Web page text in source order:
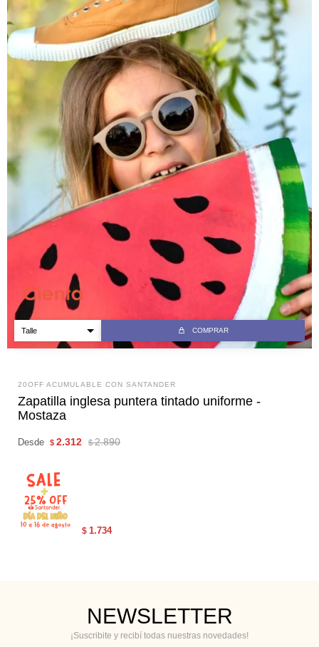
COMPRAR
20OFF ACUMULABLE CON SANTANDER
Zapatilla inglesa puntera tintado uniforme -
Mostaza
Desde $ 2.312 $ 2.890
$ 1.734
NEWSLETTER
¡Suscribite y recibí todas nuestras novedades!